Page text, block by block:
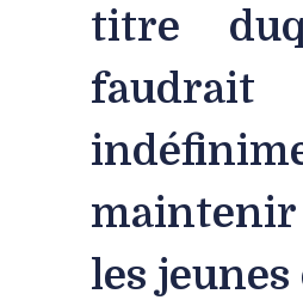
titre
faudrait
les jeunes